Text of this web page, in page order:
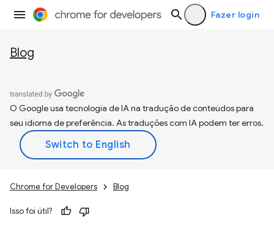
Fazer login
Blog
O Google usa tecnologia de IA na tradução de conteúdos para
seu idioma de preferência. As traduções com IA podem ter erros.
Chrome for Developers Blog
Isso foi útil?